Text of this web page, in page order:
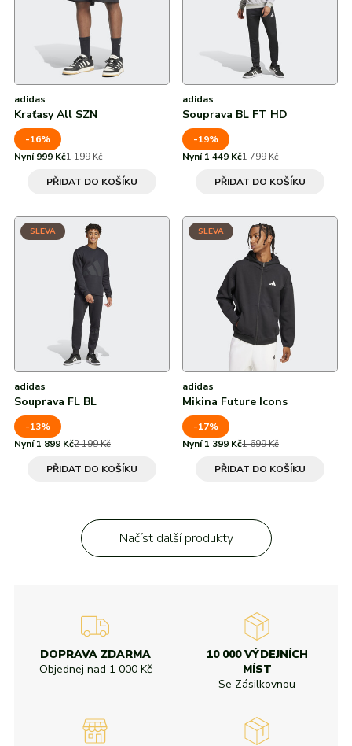
adidas
Kraťasy All SZN
-16%
Nyní 999 Kč1 199 Kč
PŘIDAT DO KOŠÍKU
adidas
Souprava BL FT HD
-19%
Nyní 1 449 Kč1 799 Kč
PŘIDAT DO KOŠÍKU
SLEVA
adidas
Souprava FL BL
-13%
Nyní 1 899 Kč2 199 Kč
PŘIDAT DO KOŠÍKU
SLEVA
adidas
Mikina Future Icons
-17%
Nyní 1 399 Kč1 699 Kč
PŘIDAT DO KOŠÍKU
Načíst další produkty
DOPRAVA ZDARMA
Objednej nad 1 000 Kč
10 000 VÝDEJNÍCH
MÍST
Se Zásilkovnou